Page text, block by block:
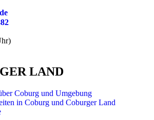
LAND
Coburg und Umgebung
in Coburg und Coburger Land